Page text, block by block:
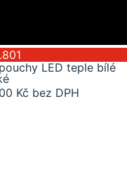
LED teple bílé
Kč bez DPH